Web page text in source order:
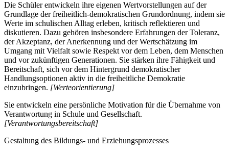
Die Schüler entwickeln ihre eigenen Wertvorstellungen auf der
Grundlage der freiheitlich-demokratischen Grundordnung, indem sie
Werte im schulischen Alltag erleben, kritisch reflektieren und
diskutieren. Dazu gehören insbesondere Erfahrungen der Toleranz,
der Akzeptanz, der Anerkennung und der Wertschätzung im
Umgang mit Vielfalt sowie Respekt vor dem Leben, dem Menschen
und vor zukünftigen Generationen. Sie stärken ihre Fähigkeit und
Bereitschaft, sich vor dem Hintergrund demokratischer
Handlungsoptionen aktiv in die freiheitliche Demokratie
einzubringen. [Werteorientierung]
Sie entwickeln eine persönliche Motivation für die Übernahme von
Verantwortung in Schule und Gesellschaft.
[Verantwortungsbereitschaft]
Gestaltung des Bildungs- und Erziehungsprozesses